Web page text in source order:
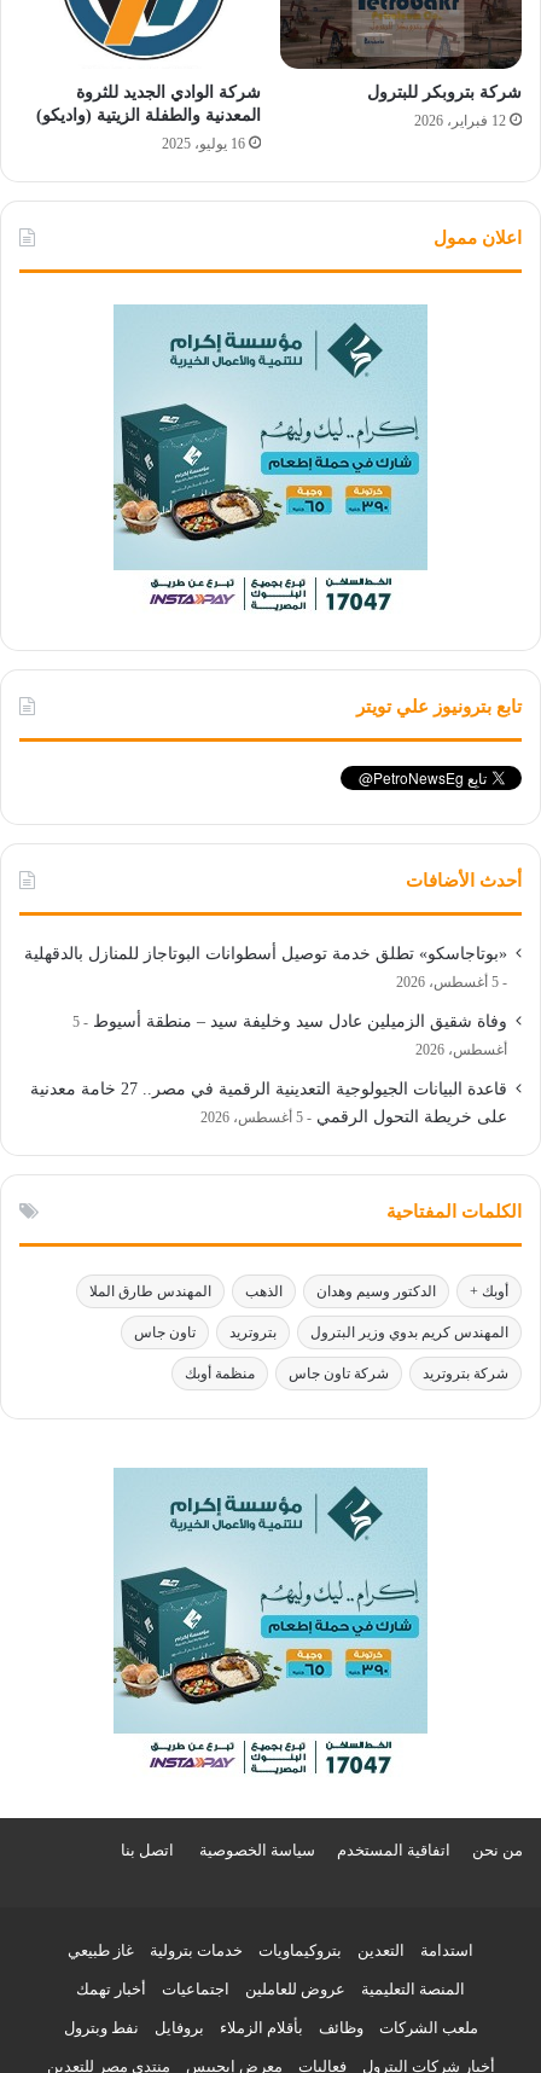
شركة بتروبكر للبترول
12 فبراير، 2026
شركة الوادي الجديد للثروة
المعدنية والطفلة الزيتية (واديكو)
16 يوليو، 2025
اعلان ممول
تابع بترونيوز علي تويتر
أحدث الأضافات
«بوتاجاسكو» تطلق خدمة توصيل أسطوانات البوتاجاز للمنازل بالدقهلية
5 أغسطس، 2026
وفاة شقيق الزميلين عادل سيد وخليفة سيد – منطقة أسيوط
5
أغسطس، 2026
قاعدة البيانات الجيولوجية التعدينية الرقمية في مصر.. 27 خامة معدنية
على خريطة التحول الرقمي
5 أغسطس، 2026
الكلمات المفتاحية
أوبك + الدكتور وسيم وهدان الذهب المهندس طارق الملا
المهندس كريم بدوي وزير البترول بتروتريد تاون جاس
شركة بتروتريد شركة تاون جاس منظمة أوبك
من نحن اتفاقية المستخدم سياسة الخصوصية اتصل بنا
استدامة التعدين بتروكيماويات خدمات بترولية غاز طبيعي
المنصة التعليمية عروض للعاملين اجتماعيات أخبار تهمك
ملعب الشركات وظائف بأقلام الزملاء بروفايل نفط وبترول
أخبار شركات البترول فعاليات معرض إيجيبس منتدى مصر للتعدين